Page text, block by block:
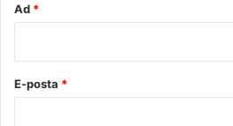
Ad *
E-posta *